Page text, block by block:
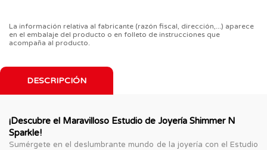
La información relativa al fabricante (razón fiscal, dirección,...) aparece
en el embalaje del producto o en folleto de instrucciones que
acompaña al producto.
DESCRIPCIÓN
¡Descubre el Maravilloso Estudio de Joyería Shimmer N
Sparkle!
Sumérgete en el deslumbrante mundo de la joyería con el Estudio